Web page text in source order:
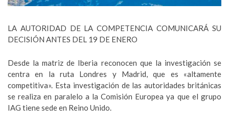
LA AUTORIDAD DE LA COMPETENCIA COMUNICARÁ SU
DECISIÓN ANTES DEL 19 DE ENERO
Desde la matriz de Iberia reconocen que la investigación se
centra en la ruta Londres y Madrid, que es «altamente
competitiva». Esta investigación de las autoridades británicas
se realiza en paralelo a la Comisión Europea ya que el grupo
IAG tiene sede en Reino Unido.